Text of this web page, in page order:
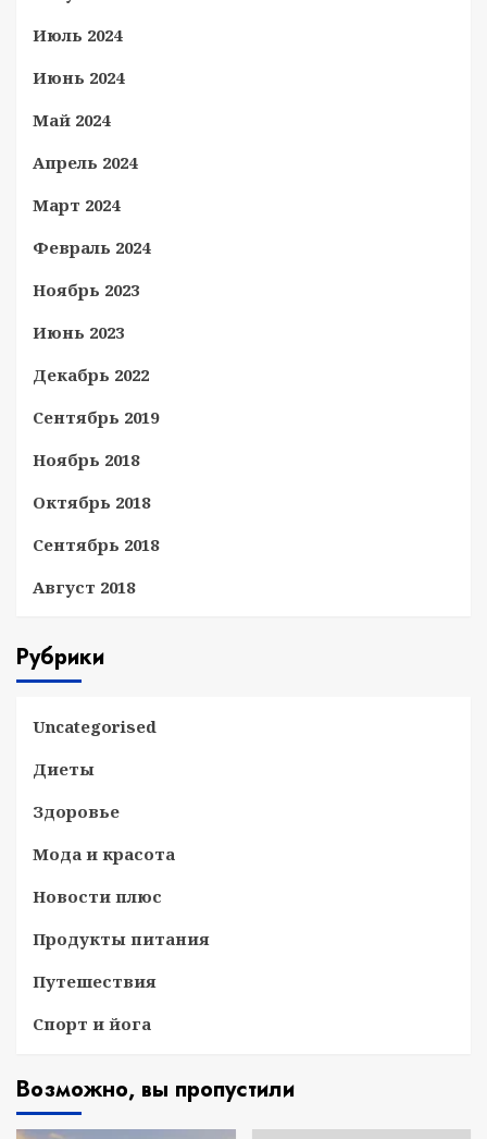
Июль 2024
Июнь 2024
Май 2024
Апрель 2024
Март 2024
Февраль 2024
Ноябрь 2023
Июнь 2023
Декабрь 2022
Сентябрь 2019
Ноябрь 2018
Октябрь 2018
Сентябрь 2018
Август 2018
Рубрики
Uncategorised
Диеты
Здоровье
Мода и красота
Новости плюс
Продукты питания
Путешествия
Спорт и йога
Возможно, вы пропустили